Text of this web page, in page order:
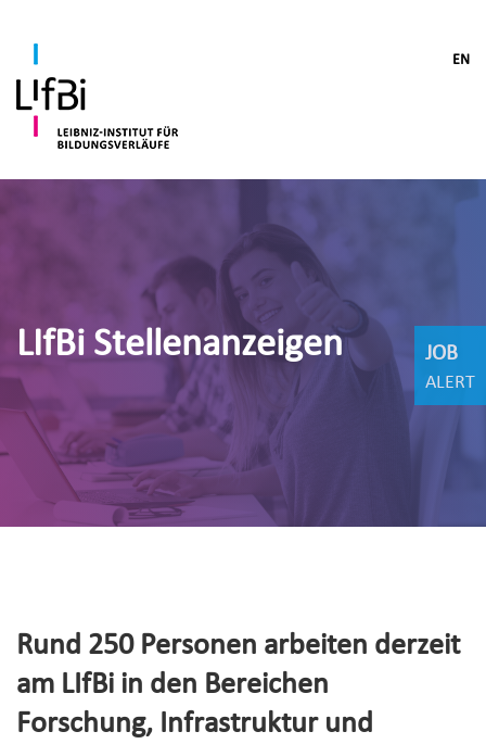
EN
LIfBi Stellenanzeigen
Rund 250 Personen arbeiten derzeit
am LIfBi in den Bereichen
Forschung, Infrastruktur und
JOB
ALERT